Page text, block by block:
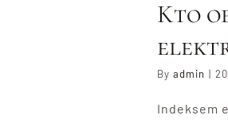
Kto
By admin |
Indeksem